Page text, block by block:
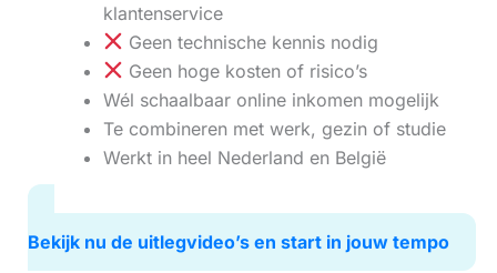
klantenservice
Geen technische kennis nodig
Geen hoge kosten of risico’s
Wél schaalbaar online inkomen mogelijk
Te combineren met werk, gezin of studie
Werkt in heel Nederland en België
Bekijk nu de uitlegvideo’s en start in jouw tempo